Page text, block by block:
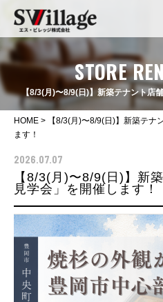
STORE
【8/3(月)〜8/9(日)】新築テナント店
HOME >
【8/3(月)〜8/9(日)】新築テナ
ます！
2026.07.07
【8/3(月)〜8/9(日)】新
見学会」を開催します！